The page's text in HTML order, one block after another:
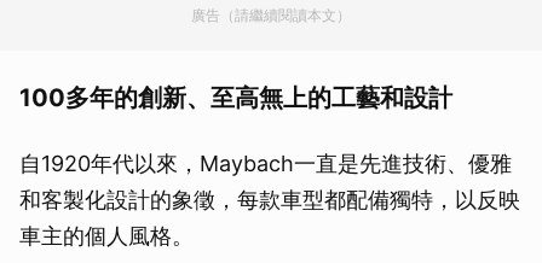
廣告（請繼續閱讀本文）
100多年的創新、至高無上的工藝和設計
自1920年代以來，Maybach一直是先進技術、優雅
和客製化設計的象徵，每款車型都配備獨特，以反映
車主的個人風格。